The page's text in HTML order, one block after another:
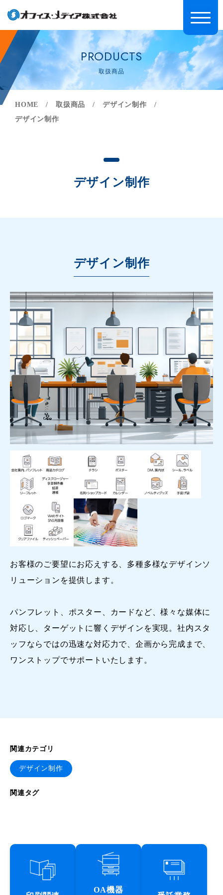
PRODUCTS
取扱商品
HOME 取扱商品
デザイン制作
デザイン制作
デザイン制作
デザイン制作
お客様のご要望にお応えする、多種多様なデザインソ
リューションを提供します。
パンフレット、ポスター、カードなど、様々な媒体に
対応し、ターゲットに響くデザインを実現。社内スタ
ッフならではの迅速な対応力で、企画から完成まで、
ワンストップでサポートいたします。
関連カテゴリ
デザイン制作
関連タグ
OA機器